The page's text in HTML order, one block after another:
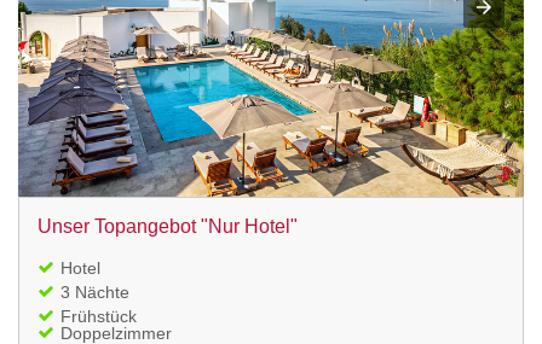
Unser Topangebot "Nur Hotel"
Hotel
3 Nächte
Frühstück
Doppelzimmer